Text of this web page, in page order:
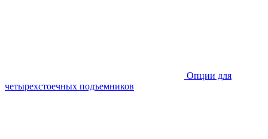
Опции для
четырехстоечных подъемников